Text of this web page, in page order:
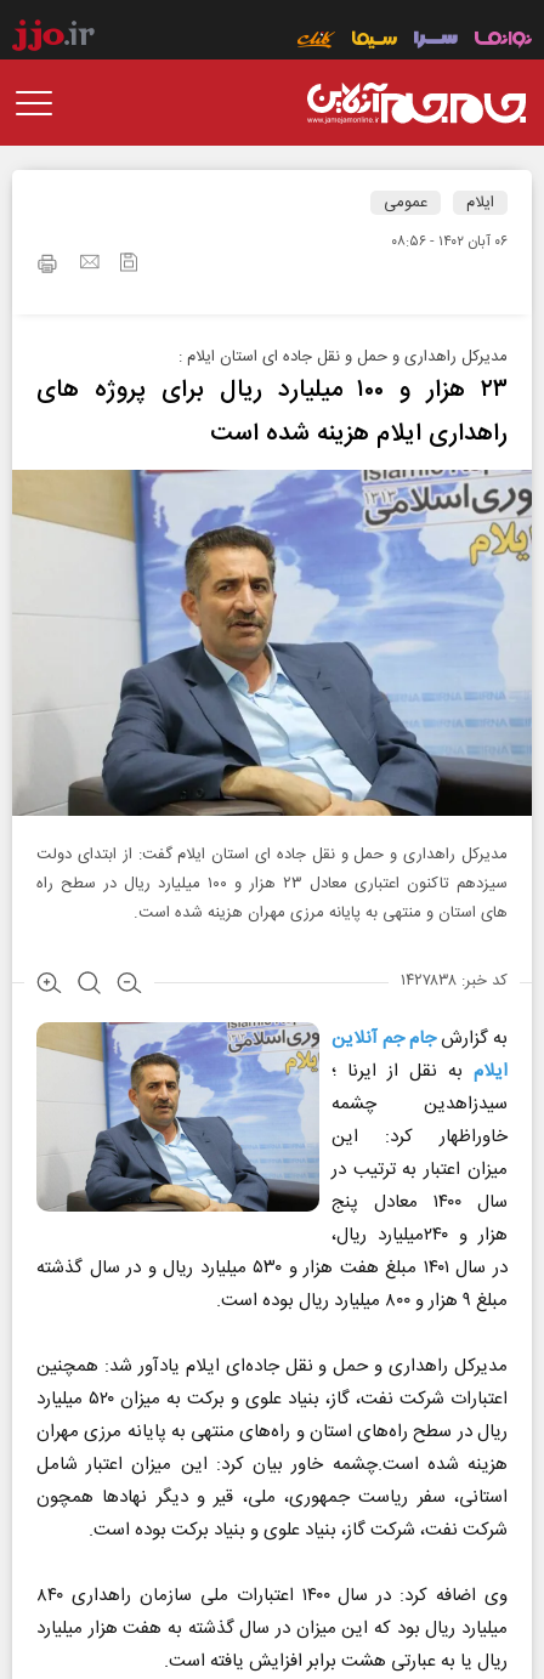
ایلام عمومی
۰۶ آبان ۱۴۰۲ - ۰۸:۵۶
مدیرکل راهداری و حمل و نقل جاده ای استان ایلام :
۲۳ هزار و ۱۰۰ میلیارد ریال برای پروژه های
راهداری ایلام هزینه شده است
مدیرکل راهداری و حمل و نقل جاده ای استان ایلام گفت: از ابتدای دولت
سیزدهم تاکنون اعتباری معادل ۲۳ هزار و ۱۰۰ میلیارد ریال در سطح راه
های استان و منتهی به پایانه مرزی مهران هزینه شده است.
کد خبر: ۱۴۲۷۸۳۸
به گزارشجام جم آنلاین
ایلام به نقل از ایرنا ؛
سیدزاهدین چشمه
خاوراظهار کرد: این
میزان اعتبار به ترتیب در
سال ۱۴۰۰ معادل پنج
هزار و ۲۴۰میلیارد ریال،
در سال ۱۴۰۱ مبلغ هفت هزار و ۵۳۰ میلیارد ریال و در سال گذشته
مبلغ ۹ هزار و ۸۰۰ میلیارد ریال بوده است.
مدیرکل راهداری و حمل و نقل جاده‌ای ایلام یادآور شد: همچنین
اعتبارات شرکت نفت، گاز، بنیاد علوی و برکت به میزان ۵۲۰ میلیارد
ریال در سطح راه‌های استان و راه‌های منتهی به پایانه مرزی مهران
هزینه شده است.چشمه خاور بیان کرد: این میزان اعتبار شامل
استانی، سفر ریاست جمهوری، ملی، قیر و دیگر نهاد‌ها همچون
شرکت نفت، شرکت گاز، بنیاد علوی و بنیاد برکت بوده است.
وی اضافه کرد: در سال ۱۴۰۰ اعتبارات ملی سازمان راهداری ۸۴۰
میلیارد ریال بود که این میزان در سال گذشته به هفت هزار میلیارد
ریال یا به عبارتی هشت برابر افزایش یافته است.